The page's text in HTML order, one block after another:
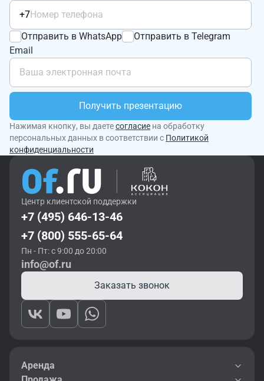
+7
Отправить в WhatsApp
Отправить в Telegram
Email
Получить презентацию
Нажимая кнопку, вы даетесогласие на обработку
персональных данных в соответствии с Политикой
конфиденциальности
Центр клиентской поддержки
+7 (495) 646-13-46
+7 (800) 555-65-64
Пн - Пт: с 9:00 до 20:00
info@of.ru
Заказать звонок
Аренда